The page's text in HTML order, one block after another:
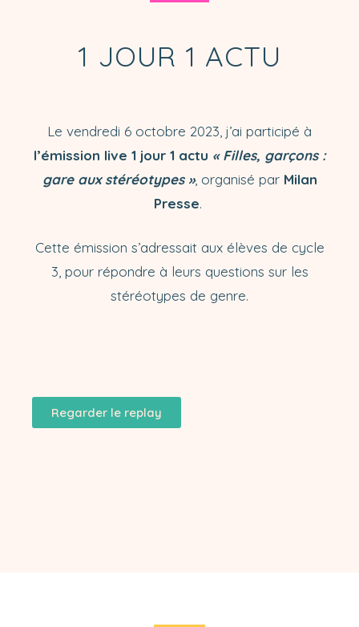
1 JOUR 1 ACTU
Le vendredi 6 octobre 2023, j’ai participé à
l’émission live 1 jour 1 actu « Filles, garçons :
gare aux stéréotypes », organisé par Milan
Presse.
Cette émission s’adressait aux élèves de cycle
3, pour répondre à leurs questions sur les
stéréotypes de genre.
Regarder le replay